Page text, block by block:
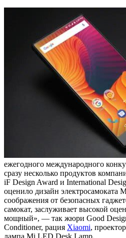
ежегодного международного
сразу несколько продуктов
iF Design Award и International
оценило дизайн электросамоката
соображения от безопасных
самокат, заслуживает высокой
мощный», — так жюри Good
Conditioner, рация Xiaomi,
лампа Mi LED Desk Lamp.